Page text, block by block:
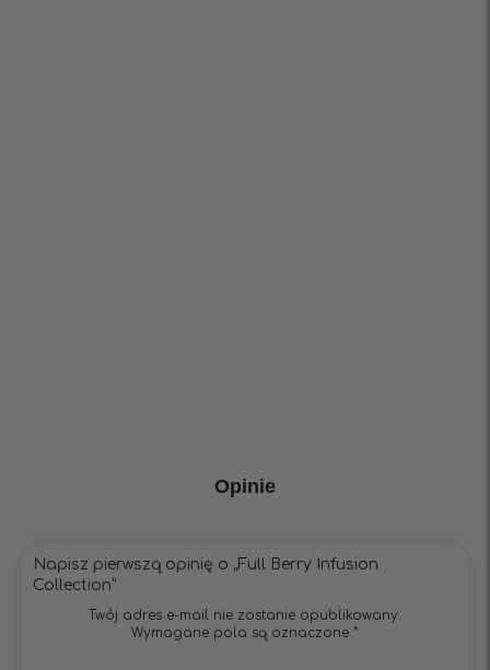
Opinie
Napisz pierwszą opinię o „Full Berry Infusion
Collection”
Twój adres e-mail nie zostanie opublikowany.
Wymagane pola są oznaczone *